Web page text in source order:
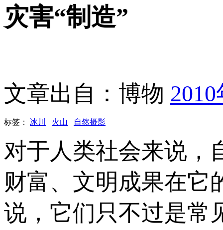
灾害“制造”
文章出自：博物
标签： 冰川 火山 自然摄影
对于人类社会来说，
财富、文明成果在它
说，它们只不过是常